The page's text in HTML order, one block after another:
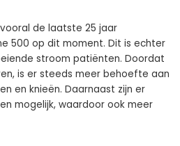
de laatste 25 jaar
500 op dit moment. Dit is echter
stroom patiënten. Doordat
is er steeds meer behoefte aan
en knieën. Daarnaast zijn er
mogelijk, waardoor ook meer